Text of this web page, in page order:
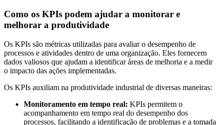
Como os KPIs podem ajudar a monitorar e
melhorar a produtividade
Os KPIs são métricas utilizadas para avaliar o desempenho de
processos e atividades dentro de uma organização. Eles fornecem
dados valiosos que ajudam a identificar áreas de melhoria e a medir
o impacto das ações implementadas.
Os KPIs auxiliam na produtividade industrial de diversas maneiras:
Monitoramento em tempo real: KPIs permitem o
acompanhamento em tempo real do desempenho dos
processos, facilitando a identificação de problemas e a tomada